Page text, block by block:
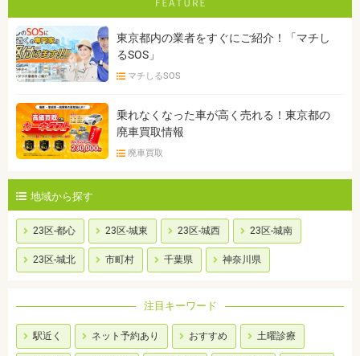
東京都内の業者をすぐにご紹介！「マチし
るSOS」
マチしるSOS
乗れなくなった車が高く売れる！東京都の
廃車買取情報
廃車買取
地域から探す
23区-都心 23区-城東 23区-城西 23区-城南
23区-城北 市町村 千葉県 神奈川県
注目キーワード
駅近く ネット予約あり おすすめ 土曜診療